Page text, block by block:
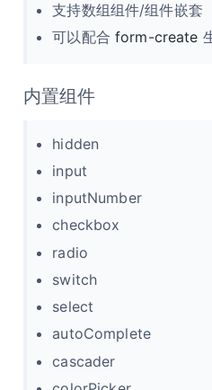
支持数组组件/组件嵌套
可以配合 form-create
内置组件
hidden
input
inputNumber
checkbox
radio
switch
select
autoComplete
cascader